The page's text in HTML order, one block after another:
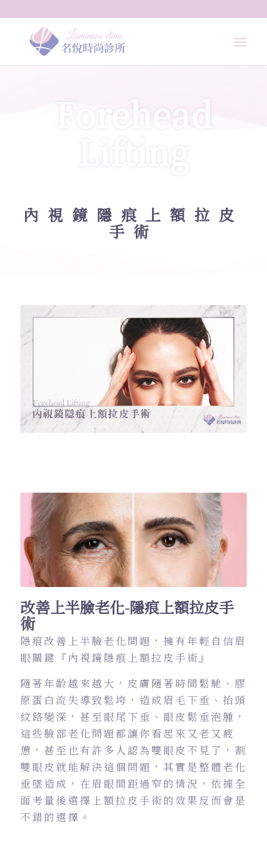
Forehead
Lifting
內視鏡隱痕上額拉皮
手術
改善上半臉老化-隱痕上額拉皮手
術
隱痕改善上半臉老化問題，擁有年輕自信眉
眼關鍵『內視鏡隱痕上額拉皮手術』
隨著年齡越來越大，皮膚隨著時間鬆馳、膠
原蛋白流失導致鬆垮，造成眉毛下垂、抬頭
紋路變深，甚至眼尾下垂、眼皮鬆垂泡腫，
這些臉部老化問題都讓你看起來又老又疲
憊，甚至也有許多人認為雙眼皮不見了，割
雙眼皮就能解決這個問題，其實是整體老化
垂墜造成，在眉眼間距過窄的情況，依據全
面考量後選擇上額拉皮手術的效果反而會是
不錯的選擇。